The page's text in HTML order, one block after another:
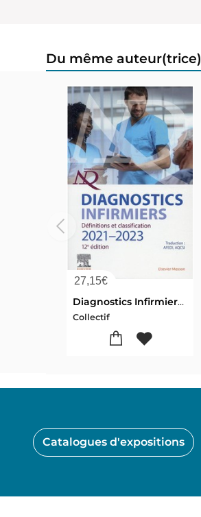
Du même auteur(trice)
27,15€
Diagnostics Infirmiers : Definitions Et Classification (edition 2021/2022)
Collectif
Catalogues d'expositions